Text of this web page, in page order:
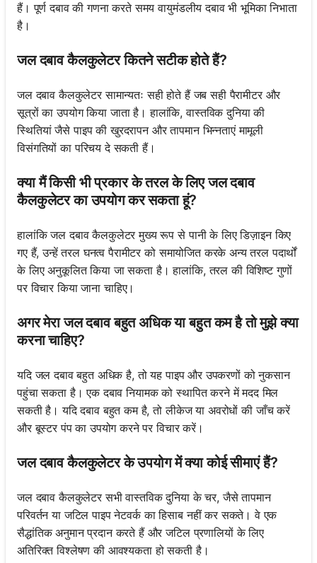
हैं। पूर्ण दबाव की गणना करते समय वायुमंडलीय दबाव भी भूमिका निभाता
है।
जल दबाव कैलकुलेटर कितने सटीक होते हैं?
जल दबाव कैलकुलेटर सामान्यतः सही होते हैं जब सही पैरामीटर और
सूत्रों का उपयोग किया जाता है। हालांकि, वास्तविक दुनिया की
स्थितियां जैसे पाइप की खुरदरापन और तापमान भिन्नताएं मामूली
विसंगतियों का परिचय दे सकती हैं।
क्या मैं किसी भी प्रकार के तरल के लिए जल दबाव
कैलकुलेटर का उपयोग कर सकता हूं?
हालांकि जल दबाव कैलकुलेटर मुख्य रूप से पानी के लिए डिज़ाइन किए
गए हैं, उन्हें तरल घनत्व पैरामीटर को समायोजित करके अन्य तरल पदार्थों
के लिए अनुकूलित किया जा सकता है। हालांकि, तरल की विशिष्ट गुणों
पर विचार किया जाना चाहिए।
अगर मेरा जल दबाव बहुत अधिक या बहुत कम है तो मुझे क्या
करना चाहिए?
यदि जल दबाव बहुत अधिक है, तो यह पाइप और उपकरणों को नुकसान
पहुंचा सकता है। एक दबाव नियामक को स्थापित करने में मदद मिल
सकती है। यदि दबाव बहुत कम है, तो लीकेज या अवरोधों की जाँच करें
और बूस्टर पंप का उपयोग करने पर विचार करें।
जल दबाव कैलकुलेटर के उपयोग में क्या कोई सीमाएं हैं?
जल दबाव कैलकुलेटर सभी वास्तविक दुनिया के चर, जैसे तापमान
परिवर्तन या जटिल पाइप नेटवर्क का हिसाब नहीं कर सकते। वे एक
सैद्धांतिक अनुमान प्रदान करते हैं और जटिल प्रणालियों के लिए
अतिरिक्त विश्लेषण की आवश्यकता हो सकती है।